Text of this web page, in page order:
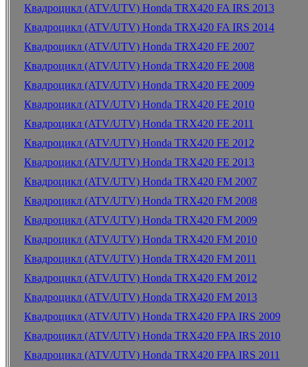
Квадроцикл (ATV/UTV) Honda TRX420 FA IRS 2013
Квадроцикл (ATV/UTV) Honda TRX420 FA IRS 2014
Квадроцикл (ATV/UTV) Honda TRX420 FE 2007
Квадроцикл (ATV/UTV) Honda TRX420 FE 2008
Квадроцикл (ATV/UTV) Honda TRX420 FE 2009
Квадроцикл (ATV/UTV) Honda TRX420 FE 2010
Квадроцикл (ATV/UTV) Honda TRX420 FE 2011
Квадроцикл (ATV/UTV) Honda TRX420 FE 2012
Квадроцикл (ATV/UTV) Honda TRX420 FE 2013
Квадроцикл (ATV/UTV) Honda TRX420 FM 2007
Квадроцикл (ATV/UTV) Honda TRX420 FM 2008
Квадроцикл (ATV/UTV) Honda TRX420 FM 2009
Квадроцикл (ATV/UTV) Honda TRX420 FM 2010
Квадроцикл (ATV/UTV) Honda TRX420 FM 2011
Квадроцикл (ATV/UTV) Honda TRX420 FM 2012
Квадроцикл (ATV/UTV) Honda TRX420 FM 2013
Квадроцикл (ATV/UTV) Honda TRX420 FPA IRS 2009
Квадроцикл (ATV/UTV) Honda TRX420 FPA IRS 2010
Квадроцикл (ATV/UTV) Honda TRX420 FPA IRS 2011